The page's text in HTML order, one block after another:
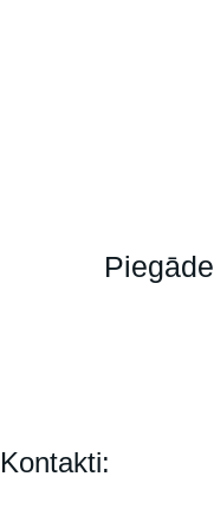
Kontakti: